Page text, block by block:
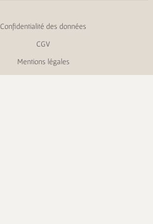
Confidentialité des données
CGV
Mentions légales